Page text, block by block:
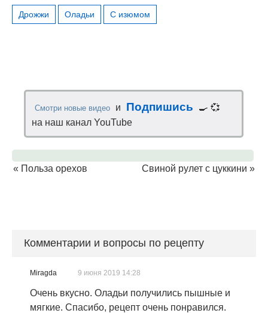
Дрожжи Оладьи С изюмом
Смотри новые видео и Подпишись
🍳 💞
на наш канал YouTube
« Польза орехов Свиной рулет с цуккини »
Комментарии и вопросы по рецепту
Miragda 9 июня 2019 14:28
Очень вкусно. Оладьи получились пышные и
мягкие. Спасибо, рецепт очень понравился.